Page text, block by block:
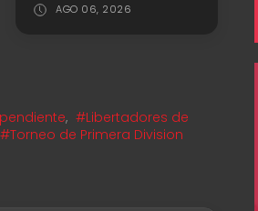
AGO 06, 2026
, #Libertadores de
#Torneo de Primera Division